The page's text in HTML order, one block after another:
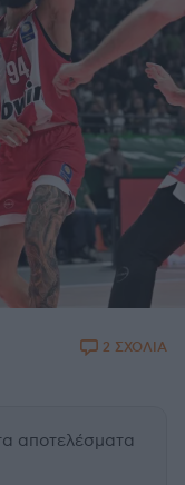
2 ΣΧΟΛΙΑ
αποτελέσματα